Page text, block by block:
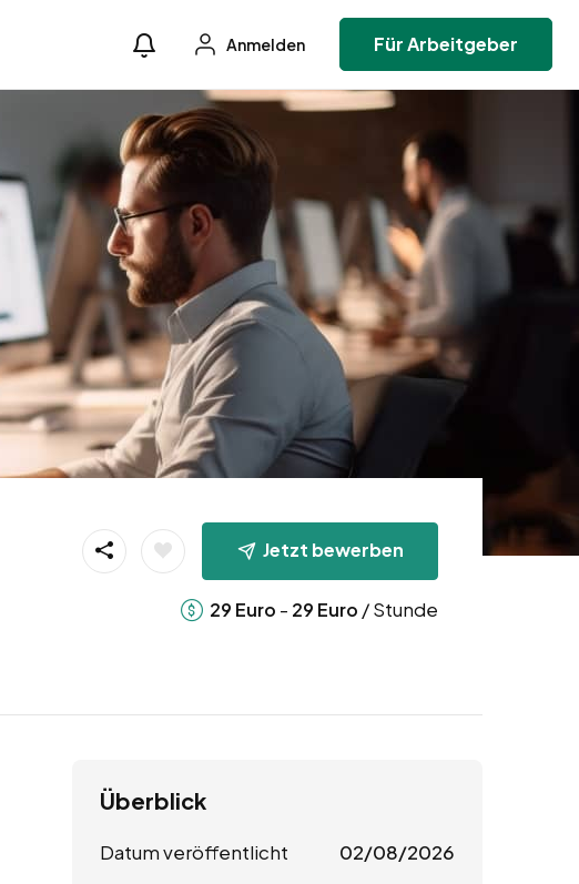
Anmelden Für Arbeitgeber
Jetzt bewerben
29 Euro - 29 Euro / Stunde
Überblick
Datum veröffentlicht 02/08/2026